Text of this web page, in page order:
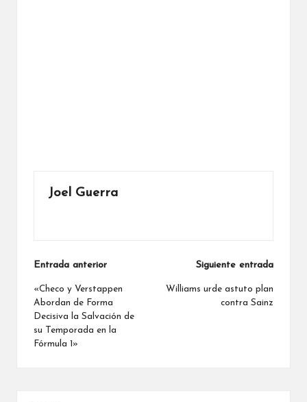
Joel Guerra
Navegación
de
entradas
Entrada anterior
«Checo y Verstappen
Abordan de Forma
Decisiva la Salvación de
su Temporada en la
Fórmula 1»
Siguiente entrada
Williams urde astuto plan
contra Sainz